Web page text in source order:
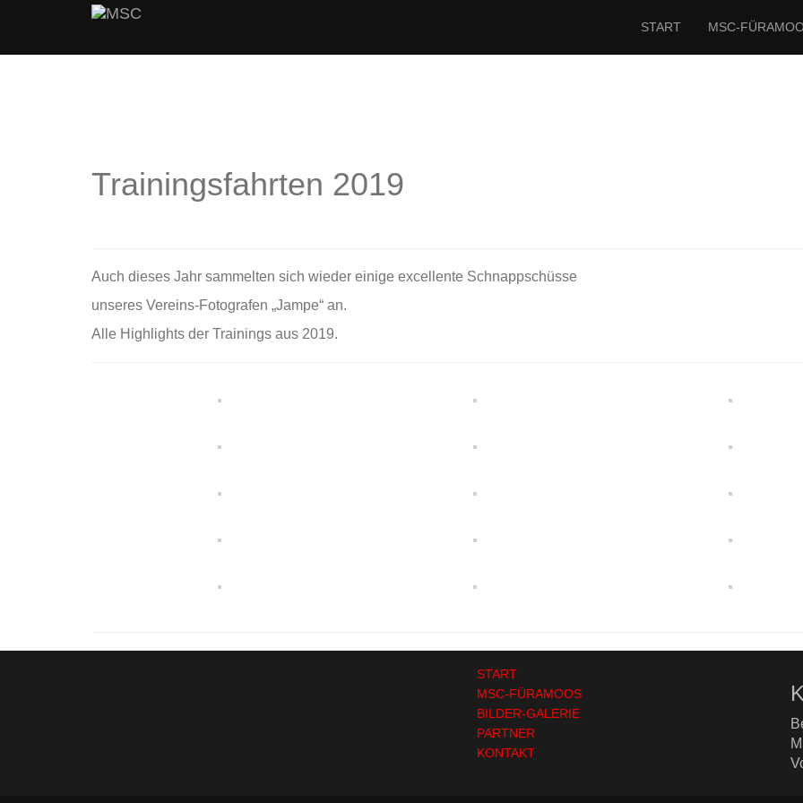
START MSC-
Trainingsfahrten 2019
Auch dieses Jahr sammelten sich wieder einige excellente Schnappschüsse
unseres Vereins-Fotografen „Jampe“ an.
Alle Highlights der Trainings aus 2019.
START
MSC-FÜRAMOOS
BILDER-GALERIE
PARTNER
KONTAKT